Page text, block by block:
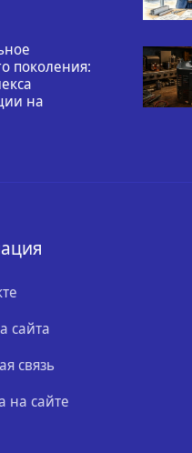
поколения:
на
сайта
связь
на сайте